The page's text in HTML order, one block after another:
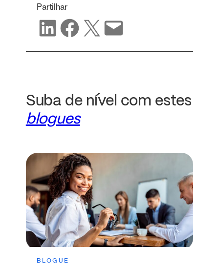
Partilhar
Partilhar no LinkedIn
Partilhar no Facebook
Partilhar no X Partilhar por correio eletrónico
Suba de nível com estes
blogues
BLOGUE